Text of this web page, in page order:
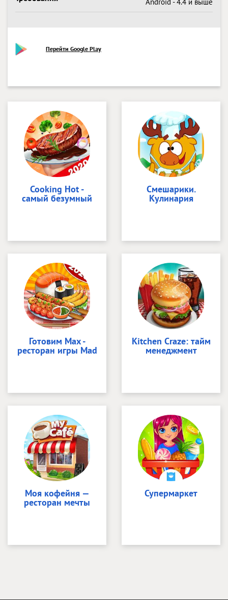
Перейти Google Play
Cooking Hot -
самый безумный
Смешарики.
Кулинария
Готовим Max -
ресторан игры Mad
Kitchen Craze: тайм
менеджмент
Моя кофейня —
ресторан мечты
Супермаркет